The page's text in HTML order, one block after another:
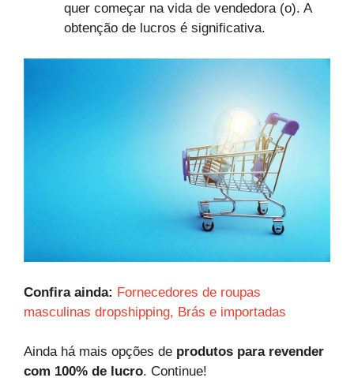
quer começar na vida de vendedora (o). A
obtenção de lucros é significativa.
Confira ainda: Fornecedores de roupas
masculinas dropshipping, Brás e importadas
Ainda há mais opções de produtos para revender
com 100% de lucro. Continue!